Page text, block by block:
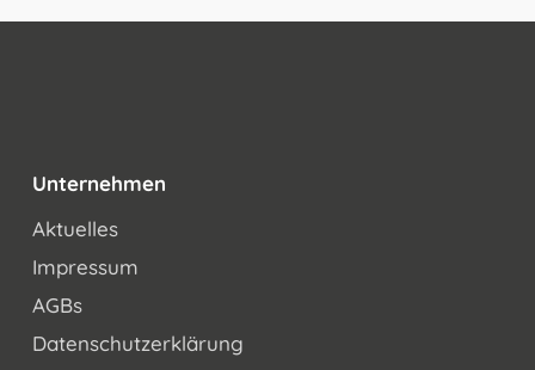
Unternehmen
Aktuelles
Impressum
AGBs
Datenschutzerklärung